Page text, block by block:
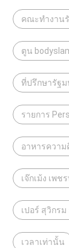
คณะทำงาน
ตูน
ที่ปรึกษารัฐม
รายการ
อาหารควา
เจ๊กเม้ง เพช
เปอร์ สุวิกร
เวลาเท่านั้น